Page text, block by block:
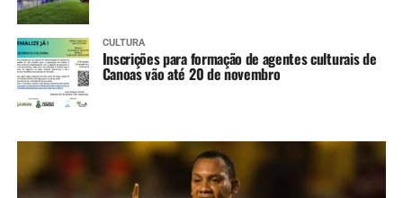
CULTURA
Inscrições para formação de agentes culturais de
Canoas vão até 20 de novembro